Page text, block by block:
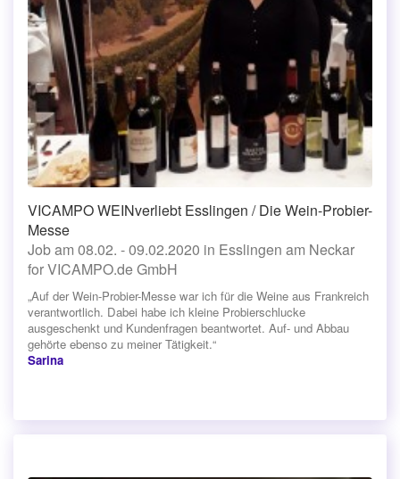
VICAMPO WEINverliebt Esslingen / Die Wein-Probier-
Messe
Job am 08.02. - 09.02.2020 in Esslingen am Neckar
for VICAMPO.de GmbH
„Auf der Wein-Probier-Messe war ich für die Weine aus Frankreich
verantwortlich. Dabei habe ich kleine Probierschlucke
ausgeschenkt und Kundenfragen beantwortet. Auf- und Abbau
gehörte ebenso zu meiner Tätigkeit.“
Sarina